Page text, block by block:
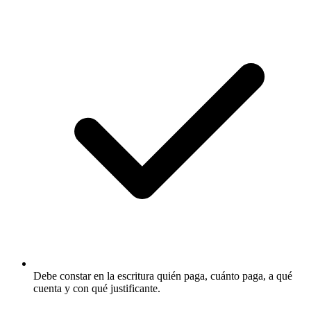
Debe constar en la escritura quién paga, cuánto paga, a qué
cuenta y con qué justificante.